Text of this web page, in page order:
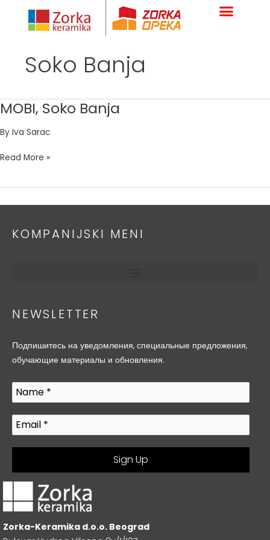
content
Soko Banja
MOBI, Soko Banja
By Iva Sarac
MOBI,
Banja
Read More »
KOMPANIJSKI MENI
NEWSLETTER
Подпишитесь на уведомления, специальные предложения,
обучающие материалы и обновления.
Zorka-Keramika d.o.o. Beograd